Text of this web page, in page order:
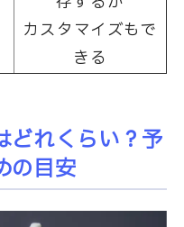
カスタマイズもで
きる
どれくらい？予
の目安